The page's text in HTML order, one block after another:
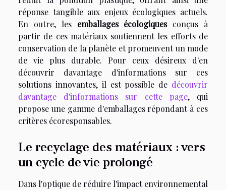
réponse tangible aux enjeux écologiques actuels.
En outre, les emballages écologiquesconçus à
partir de ces matériaux soutiennent les efforts de
conservation de la planète et promeuvent un mode
de vie plus durable. Pour ceux désireux d'en
découvrir davantage d'informations sur ces
solutions innovantes, il est possible de découvrir
davantage d'informations sur cette page, qui
propose une gamme d'emballages répondant à ces
critères écoresponsables.
Le recyclage des matériaux : vers
un cycle de vie prolongé
Dans l'optique de réduire l'impact environnemental